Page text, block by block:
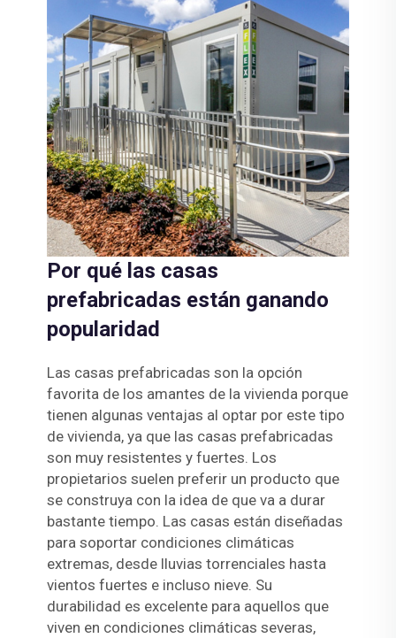
Por qué las casas
prefabricadas están ganando
popularidad
Las casas prefabricadas son la opción
favorita de los amantes de la vivienda porque
tienen algunas ventajas al optar por este tipo
de vivienda, ya que las casas prefabricadas
son muy resistentes y fuertes. Los
propietarios suelen preferir un producto que
se construya con la idea de que va a durar
bastante tiempo. Las casas están diseñadas
para soportar condiciones climáticas
extremas, desde lluvias torrenciales hasta
vientos fuertes e incluso nieve. Su
durabilidad es excelente para aquellos que
viven en condiciones climáticas severas,